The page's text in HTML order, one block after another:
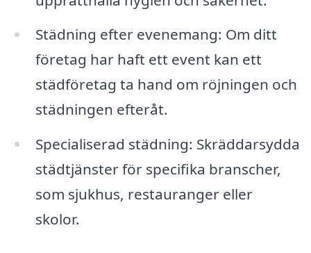
Städning efter evenemang: Om ditt
företag har haft ett event kan ett
städföretag ta hand om röjningen och
städningen efteråt.
Specialiserad städning: Skräddarsydda
städtjänster för specifika branscher,
som sjukhus, restauranger eller
skolor.